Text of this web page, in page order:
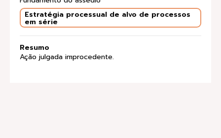
Estratégia processual de alvo de processos
em série
Resumo
Ação julgada improcedente.